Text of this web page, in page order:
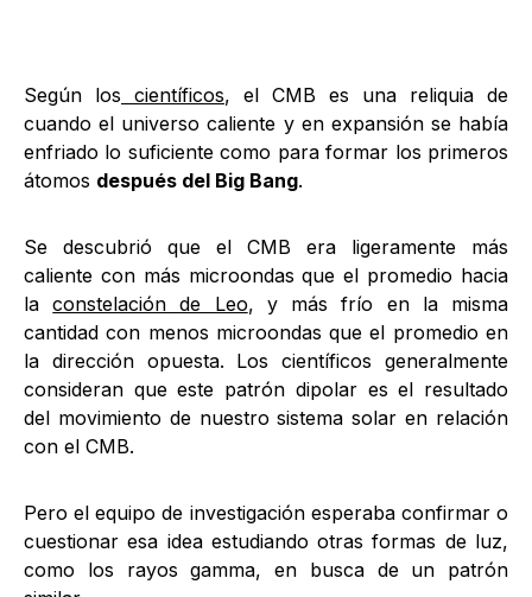
Según los científicos, el CMB es una reliquia de
cuando el universo caliente y en expansión se había
enfriado lo suficiente como para formar los primeros
átomos después del Big Bang.
Se descubrió que el CMB era ligeramente más
caliente con más microondas que el promedio hacia
laconstelación de Leo, y más frío en la misma
cantidad con menos microondas que el promedio en
la dirección opuesta. Los científicos generalmente
consideran que este patrón dipolar es el resultado
del movimiento de nuestro sistema solar en relación
con el CMB.
Pero el equipo de investigación esperaba confirmar o
cuestionar esa idea estudiando otras formas de luz,
como los rayos gamma, en busca de un patrón